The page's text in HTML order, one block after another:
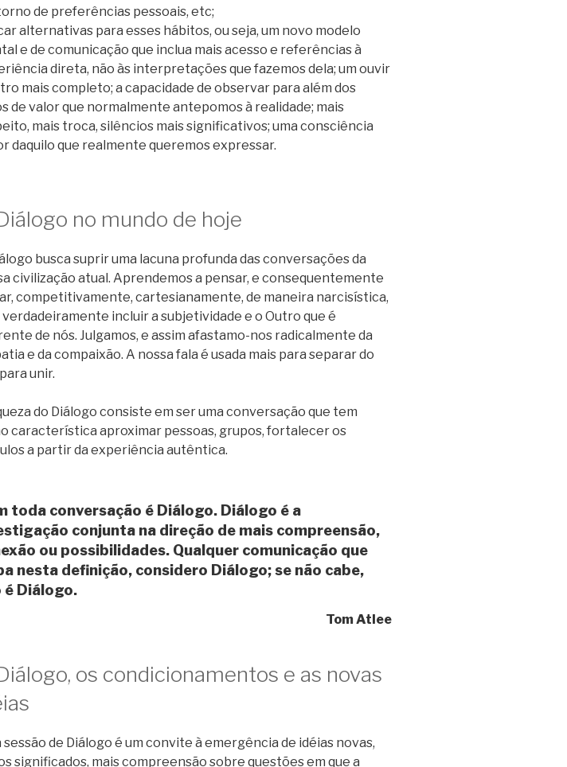
de preferências pessoais, etc;
alternativas para esses hábitos, ou seja, um novo modelo
e de comunicação que inclua mais acesso e referências à
direta, não às interpretações que fazemos dela; um ouvir
mais completo; a capacidade de observar para além dos
de valor que normalmente antepomos à realidade; mais
mais troca, silêncios mais significativos; uma consciência
daquilo que realmente queremos expressar.
no mundo de hoje
busca suprir uma lacuna profunda das conversações da
civilização atual. Aprendemos a pensar, e consequentemente
competitivamente, cartesianamente, de maneira narcisística,
verdadeiramente incluir a subjetividade e o Outro que é
de nós. Julgamos, e assim afastamo-nos radicalmente da
e da compaixão. A nossa fala é usada mais para separar do
unir.
do Diálogo consiste em ser uma conversação que tem
característica aproximar pessoas, grupos, fortalecer os
a partir da experiência autêntica.
toda conversação é Diálogo. Diálogo é a
conjunta na direção de mais compreensão,
ou possibilidades. Qualquer comunicação que
nesta definição, considero Diálogo; se não cabe,
é Diálogo.
Tom Atlee
os condicionamentos e as novas
sessão de Diálogo é um convite à emergência de idéias novas,
significados, mais compreensão sobre questões em que a